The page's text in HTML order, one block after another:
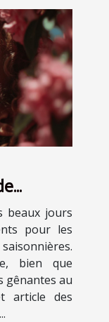
beaux jours
pour les
bien que
gênantes au
article des